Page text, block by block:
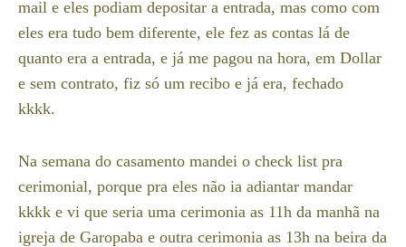
mail e eles podiam depositar a entrada, mas como com
eles era tudo bem diferente, ele fez as contas lá de
quanto era a entrada, e já me pagou na hora, em Dollar
e sem contrato, fiz só um recibo e já era, fechado
kkkk.
Na semana do casamento mandei o check list pra
cerimonial, porque pra eles não ia adiantar mandar
kkkk e vi que seria uma cerimonia as 11h da manhã na
igreja de Garopaba e outra cerimonia as 13h na beira da